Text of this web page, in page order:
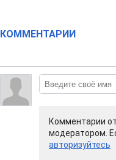
КОММЕНТАРИИ
Комментарии
модератором.
авторизуйтесь